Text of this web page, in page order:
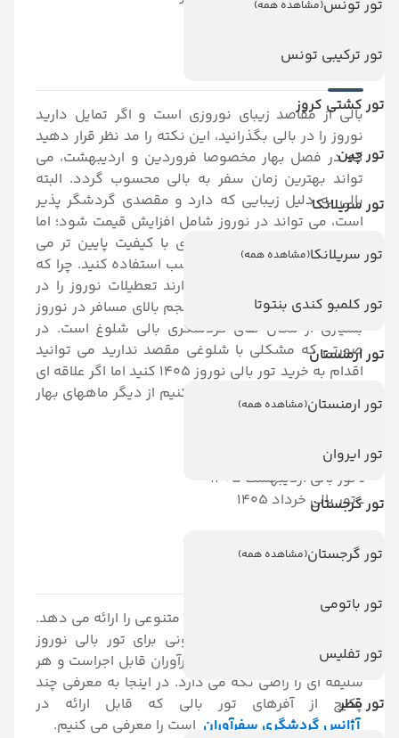
تور تونس(مشاهده همه)
تور ترکیبی تونس
تور کشتی کروز
تور چین
تور سریلانکا
تور سریلانکا(مشاهده همه)
تور کلمبو کندی بنتوتا
تور ارمنستان
تور ارمنستان(مشاهده همه)
تور ایروان
تور گرجستان
تور گرجستان(مشاهده همه)
تور باتومی
تور تفلیس
تور قطر
قیمت تور بالی نوروز 1405
بالی از مقاصد زیبای نوروزی است و اگر تمایل دارید
نوروز را در بالی بگذرانید، این نکته را مد نظر قرار دهید
که در فصل بهار مخصوصا فروردین و اردیبهشت، می
تواند بهترین زمان سفر به بالی محسوب گردد. البته
بالی به دلیل زیبایی که دارد و مقصدی گردشگر پذیر
است، می تواند در نوروز شامل افزایش قیمت شود؛ اما
می توانید با انتخاب هتل های با کیفیت پایین تر می
توانید از تور بالی با قیمت مناسب استفاده کنید. چرا که
بسیاری از گردشگران تمایل دارند تعطیلات نوروز را در
بالی سپری کنند، اما به دلیل حجم بالای مسافر در نوروز
بسیاری از مکان های گردشگری بالی شلوغ است. در
صورتی که مشکلی با شلوغی مقصد ندارید می توانید
اقدام به خرید تور بالی نوروز 1405 کنید اما اگر علاقه ای
به شلوغی ندارید پیشنهاد میکنیم از دیگر ماههای بهار
استفاده کنید.
ــ تور بالی فروردین 1405
ــ تور بالی اردیبهشت 1405
ــ تور بالی خرداد 1405
بالی مانند استانبول پکیج های متنوعی را ارائه می دهد.
در مسیر بالی آفرهای گوناگونی برای تور بالی نوروز
1405 در آژانس گردشگری سفرآوران قابل اجراست و هر
سلیقه ای را راضی نگه می دارد. در اینجا به معرفی چند
پکیج از آفرهای تور بالی که قابل ارائه در
آژانس گردشگری سفرآوران است را معرفی می کنیم.